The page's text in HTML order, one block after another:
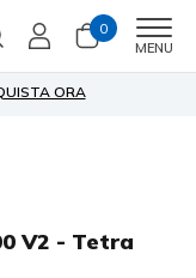
0
MENU
ORA
V2 - Tetra